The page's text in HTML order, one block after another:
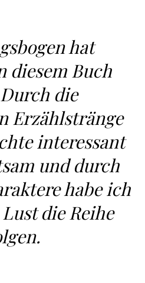
hat
diesem Buch
die
Erzählstränge
interessant
und durch
habe ich
die Reihe